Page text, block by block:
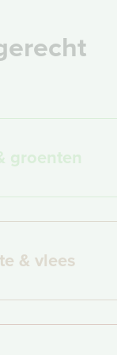
groenten
& vlees